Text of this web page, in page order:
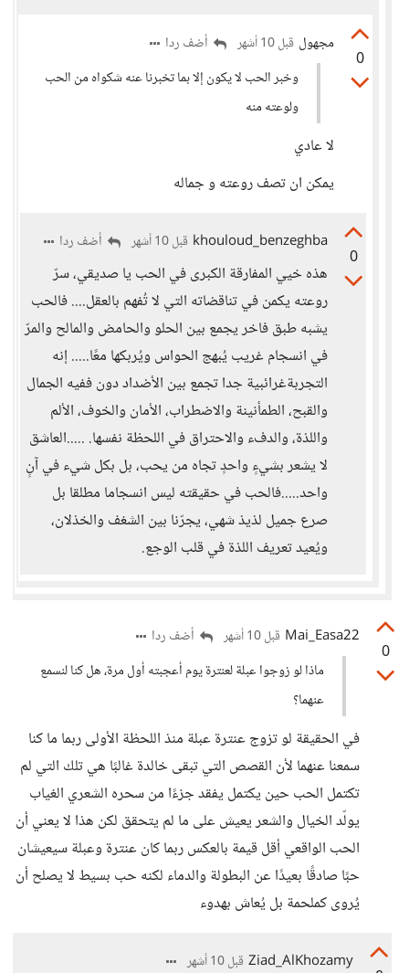
0
مجهول قبل 10 أشهر
أضف ردا
وخبر الحب لا يكون إلا بما تخبرنا عنه شكواه من الحب
ولوعته منه
لا عادي
يمكن ان تصف روعته و جماله
0
khouloud_benzeghba قبل 10 أشهر أضف ردا
هذه خيي المفارقة الكبرى في الحب يا صديقي، سرّ
روعته يكمن في تناقضاته التي لا تُفهم بالعقل.... فالحب
يشبه طبق فاخر يجمع بين الحلو والحامض والمالح والمرّ
في انسجام غريب يُبهج الحواس ويُربكها معًا..... إنه
التجربةغرائبية جدا تجمع بين الأضداد دون ففيه الجمال
والقبح، الطمأنينة والاضطراب، الأمان والخوف، الألم
واللذة، والدفء والاحتراق في اللحظة نفسها. .....العاشق
لا يشعر بشيءٍ واحدٍ تجاه من يحب، بل بكل شيء في آنٍ
واحد.....فالحب في حقيقته ليس انسجاما مطلقا بل
صرع جميل لذيذ شهي، يجرّنا بين الشغف والخذلان،
ويُعيد تعريف اللذة في قلب الوجع.
0
Mai_Easa22 قبل 10 أشهر
أضف ردا
ماذا لو زوجوا عبلة لعنترة يوم أعجبته أول مرة، هل كنا لنسمع
عنهما؟
في الحقيقة لو تزوج عنترة عبلة منذ اللحظة الأولى ربما ما كنا
سمعنا عنهما لأن القصص التي تبقى خالدة غالبًا هي تلك التي لم
تكتمل الحب حين يكتمل يفقد جزءًا من سحره الشعري الغياب
يولّد الخيال والشعر يعيش على ما لم يتحقق لكن هذا لا يعني أن
الحب الواقعي أقل قيمة بالعكس ربما كان عنترة وعبلة سيعيشان
حبًا صادقًا بعيدًا عن البطولة والدماء لكنه حب بسيط لا يصلح أن
يُروى كملحمة بل يُعاش بهدوء
Ziad_AlKhozamy قبل 10 أشهر